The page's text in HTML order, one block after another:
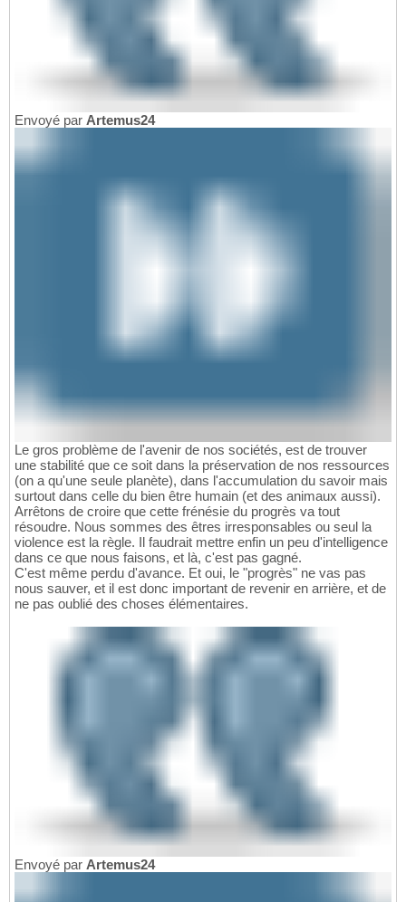
Envoyé par Artemus24
Le gros problème de l'avenir de nos sociétés, est de trouver
une stabilité que ce soit dans la préservation de nos ressources
(on a qu'une seule planète), dans l'accumulation du savoir mais
surtout dans celle du bien être humain (et des animaux aussi).
Arrêtons de croire que cette frénésie du progrès va tout
résoudre. Nous sommes des êtres irresponsables ou seul la
violence est la règle. Il faudrait mettre enfin un peu d'intelligence
dans ce que nous faisons, et là, c'est pas gagné.
C'est même perdu d'avance. Et oui, le "progrès" ne vas pas
nous sauver, et il est donc important de revenir en arrière, et de
ne pas oublié des choses élémentaires.
Envoyé par Artemus24